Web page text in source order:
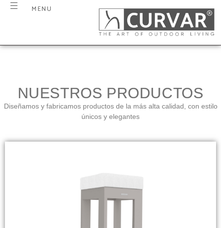
MENU
NUESTROS PRODUCTOS
Diseñamos y fabricamos productos de la más alta calidad, con estilo
únicos y elegantes